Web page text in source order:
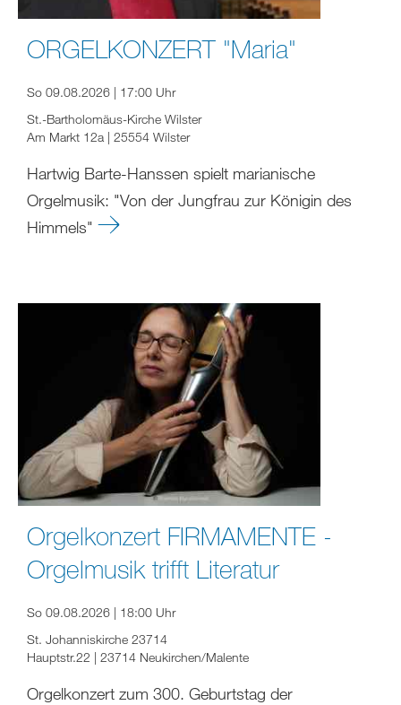
ORGELKONZERT "Maria"
So 09.08.2026 | 17:00 Uhr
St.-Bartholomäus-Kirche Wilster
Am Markt 12a | 25554 Wilster
Hartwig Barte-Hanssen spielt marianische
Orgelmusik: "Von der Jungfrau zur Königin des
Himmels"
Orgelkonzert FIRMAMENTE -
Orgelmusik trifft Literatur
So 09.08.2026 | 18:00 Uhr
St. Johanniskirche 23714
Hauptstr.22 | 23714 Neukirchen/Malente
Orgelkonzert zum 300. Geburtstag der